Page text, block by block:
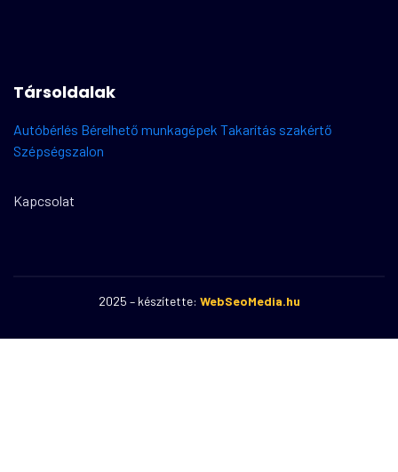
Társoldalak
Autóbérlés Bérelhető munkagépek Takarítás szakértő
Szépségszalon
Kapcsolat
2025 – készítette: WebSeoMedia.hu